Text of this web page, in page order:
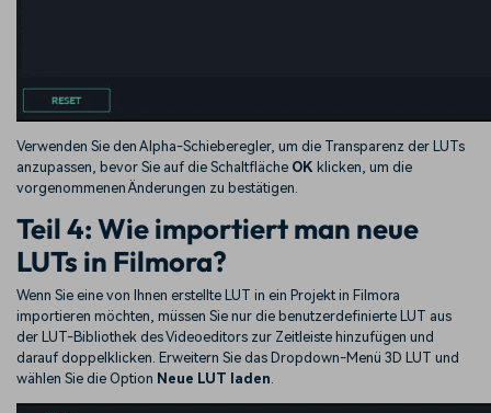
Verwenden Sie den Alpha-Schieberegler, um die Transparenz der LUTs
anzupassen, bevor Sie auf die Schaltfläche OK klicken, um die
vorgenommenen Änderungen zu bestätigen.
Teil 4: Wie importiert man neue
LUTs in Filmora?
Wenn Sie eine von Ihnen erstellte LUT in ein Projekt in Filmora
importieren möchten, müssen Sie nur die benutzerdefinierte LUT aus
der LUT-Bibliothek des Videoeditors zur Zeitleiste hinzufügen und
darauf doppelklicken. Erweitern Sie das Dropdown-Menü 3D LUT und
wählen Sie die Option Neue LUT laden.